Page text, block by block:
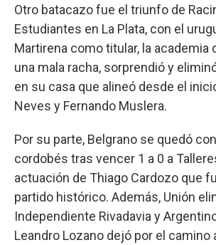
Otro batacazo fue el triunfo de
Estudiantes en La Plata, con el
Martirena como titular, la academia
una mala racha, sorprendió y
en su casa que alineó desde el
Neves y Fernando Muslera.
Por su parte, Belgrano se quedó
cordobés tras vencer 1 a 0 a
actuación de Thiago Cardozo que
partido histórico. Además, Unión
Independiente Rivadavia y
Leandro Lozano dejó por el camino